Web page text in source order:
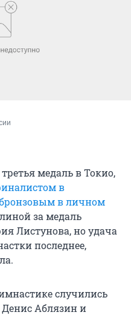
медаль в Токио,
в
в личном
за медаль
Листунова, но удача
последнее,
случились
Денис Аблязин и